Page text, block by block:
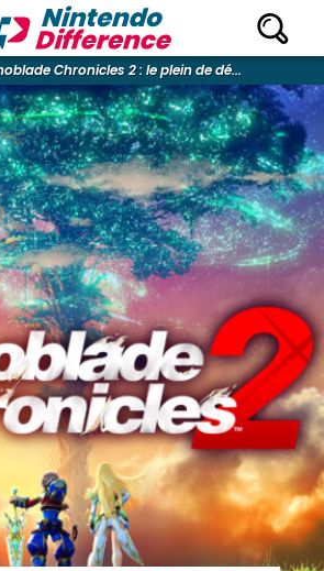
Chronicles 2 : le plein de dé...